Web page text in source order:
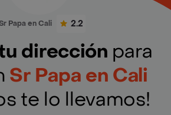
Papa en Cali 2.2
dirección para
Sr Papa en Cali
te lo llevamos!